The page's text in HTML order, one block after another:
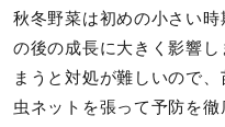
秋冬野菜は初めの小さい
の後の成長に大きく影響
まうと対処が難しいので
虫ネットを張って予防を